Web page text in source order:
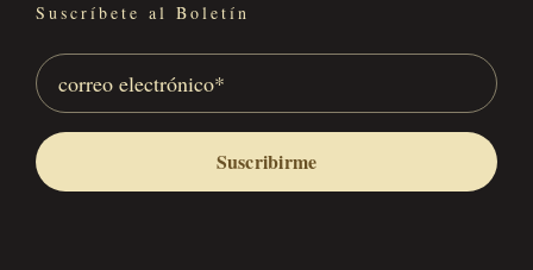
Suscríbete al Boletín
Suscribirme